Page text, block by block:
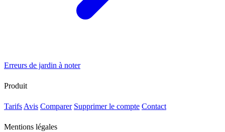
Erreurs de jardin à noter
Produit
Tarifs Avis Comparer Supprimer le compte Contact
Mentions légales